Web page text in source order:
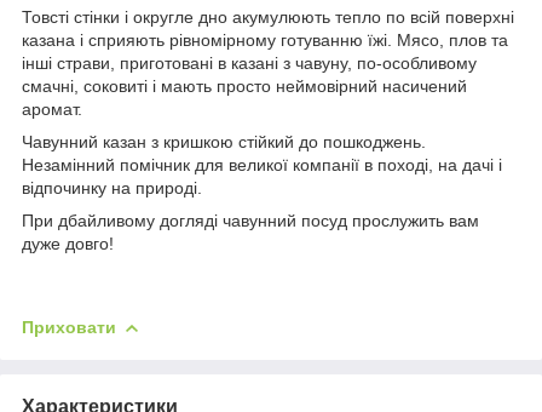
Товсті стінки і округле дно акумулюють тепло по всій поверхні
казана і сприяють рівномірному готуванню їжі. Мясо, плов та
інші страви, приготовані в казані з чавуну, по-особливому
смачні, соковиті і мають просто неймовірний насичений
аромат.
Чавунний казан з кришкою стійкий до пошкоджень.
Незамінний помічник для великої компанії в поході, на дачі і
відпочинку на природі.
При дбайливому догляді чавунний посуд прослужить вам
дуже довго!
Приховати
Характеристики